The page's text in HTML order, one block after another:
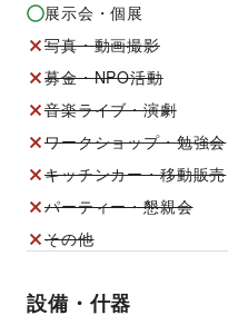
展示会・個展
写真・動画撮影
募金・NPO活動
音楽ライブ・演劇
ワークショップ・勉強会
キッチンカー・移動販売
パーティー・懇親会
その他
設備・什器